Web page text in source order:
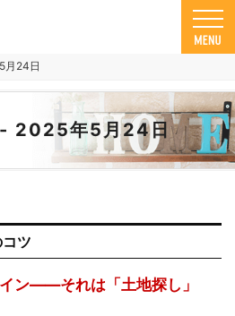
月24日
2025年5月24日
一戸建て｜アセットホーム
ツ
ン――それは「土地探し」